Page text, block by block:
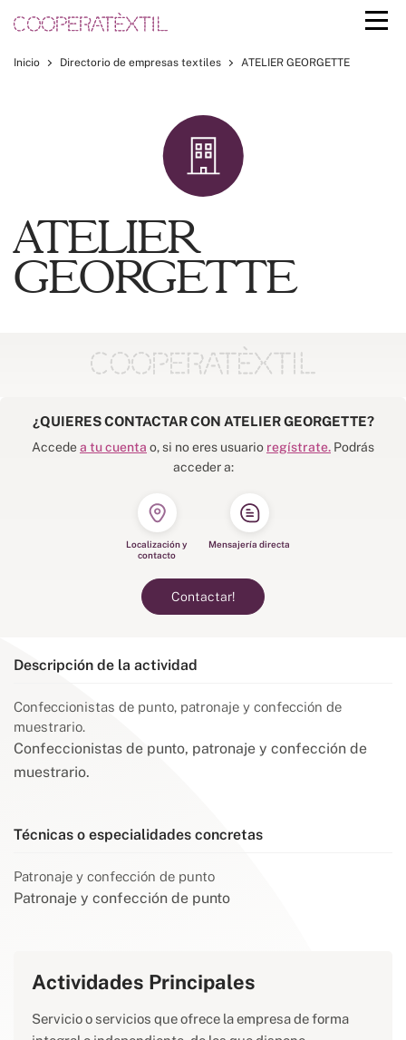
Inicio Directorio de empresas textiles ATELIER GEORGETTE
ATELIER
GEORGETTE
¿QUIERES CONTACTAR CON ATELIER GEORGETTE?
Accede a tu cuenta o, si no eres usuario regístrate. Podrás
acceder a:
Localización y
contacto
Mensajería directa
Contactar!
Descripción de la actividad
Confeccionistas de punto, patronaje y confección de
muestrario.
Confeccionistas de punto, patronaje y confección de
muestrario.
Técnicas o especialidades concretas
Patronaje y confección de punto
Patronaje y confección de punto
Actividades Principales
Servicio o servicios que ofrece la empresa de forma